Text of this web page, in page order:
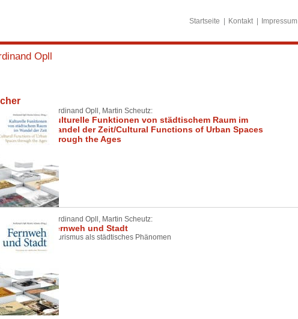
Startseite Kontakt Impressum
Opll
Ferdinand Opll, Martin Scheutz:
Kulturelle Funktionen von städtischem Raum im
Wandel der Zeit/Cultural Functions of Urban Spaces
through the Ages
Ferdinand Opll, Martin Scheutz:
Fernweh und Stadt
Tourismus als städtisches Phänomen